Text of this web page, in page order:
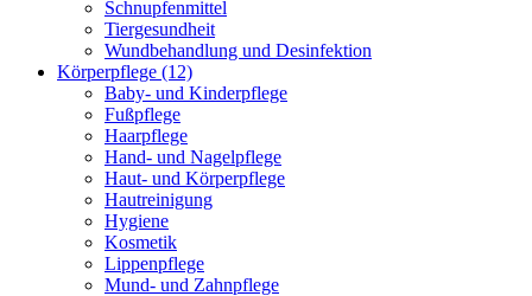
Schnupfenmittel
Tiergesundheit
Wundbehandlung und Desinfektion
Körperpflege (12)
Baby- und Kinderpflege
Fußpflege
Haarpflege
Hand- und Nagelpflege
Haut- und Körperpflege
Hautreinigung
Hygiene
Kosmetik
Lippenpflege
Mund- und Zahnpflege